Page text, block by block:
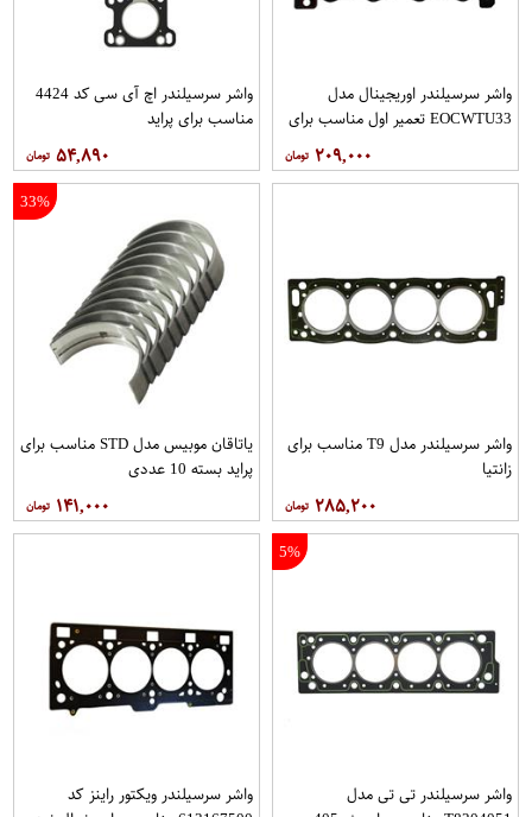
واشر سرسیلندر اوریجینال مدل
EOCWTU33 تعمیر اول مناسب برای
۲۰۹,۰۰۰
واشر سرسیلندر اچ آی سی کد 4424
مناسب برای پراید
۵۴,۸۹۰
واشر سرسیلندر مدل T9 مناسب برای
زانتیا
۲۸۵,۲۰۰
33%
یاتاقان موبیس مدل STD مناسب برای
پراید بسته 10 عددی
۱۴۱,۰۰۰
5%
واشر سرسیلندر تی تی مدل
واشر سرسيلندر ويكتور راينز كد